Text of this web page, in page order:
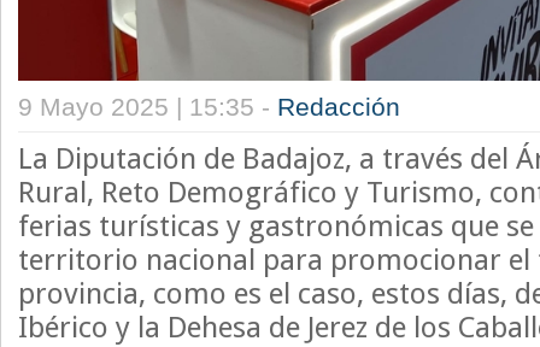
9 Mayo 2025 | 15:35 - Redacción
La Diputación de Badajoz, a través del
Rural, Reto Demográfico y Turismo,
ferias turísticas y gastronómicas que
territorio nacional para promocionar el
provincia, como es el caso, estos días,
Ibérico y la Dehesa de Jerez de los